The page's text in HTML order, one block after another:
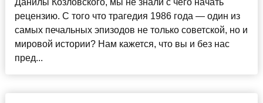
Данилы Козловского, мы не знали с чего начать
рецензию. С того что трагедия 1986 года — один из
самых печальных эпизодов не только советской, но и
мировой истории? Нам кажется, что вы и без нас
пред...